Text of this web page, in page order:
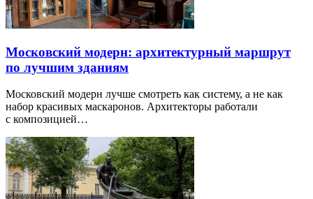
Московский модерн: архитектурный маршрут
по лучшим зданиям
Московский модерн лучше смотреть как систему, а не как
набор красивых маскаронов. Архитекторы работали
с композицией…